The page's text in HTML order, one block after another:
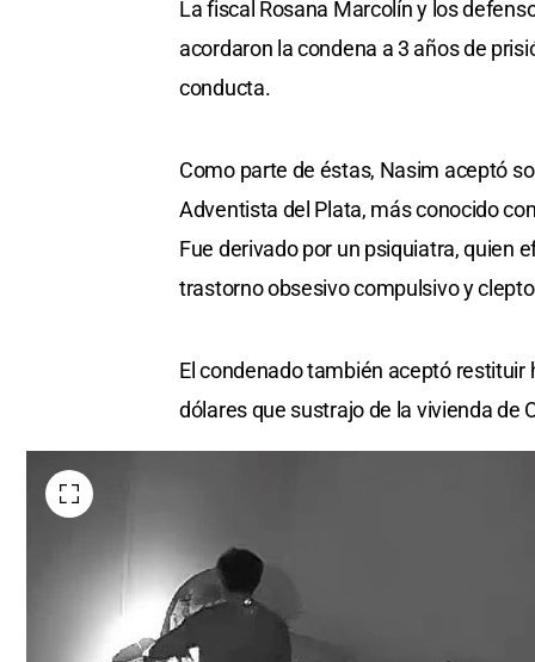
La fiscal Rosana Marcolín y los
acordaron la condena a 3 años de
conducta.
Como parte de éstas, Nasim aceptó
Adventista del Plata, más conocido
Fue derivado por un psiquiatra, quien
trastorno obsesivo compulsivo y
El condenado también aceptó restituir
dólares que sustrajo de la vivienda de